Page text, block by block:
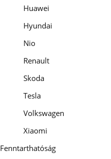
Huawei
Hyundai
Nio
Renault
Skoda
Tesla
Volkswagen
Xiaomi
Fenntarthatóság